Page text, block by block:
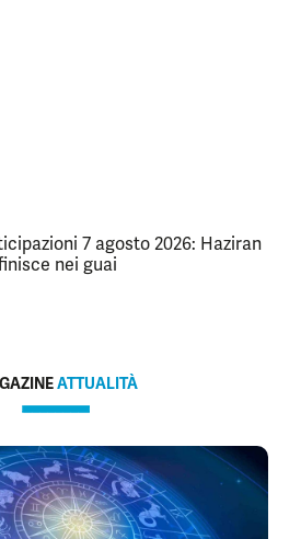
7 agosto 2026: Haziran
nei guai
ATTUALITÀ